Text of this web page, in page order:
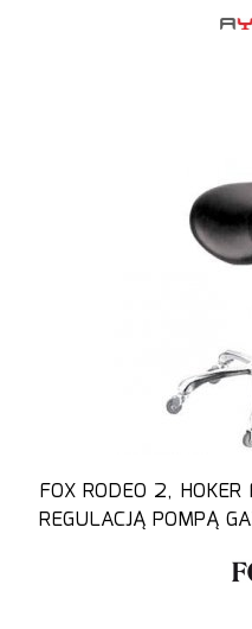
FOX RODEO 2, HOKER
REGULACJĄ POMPĄ